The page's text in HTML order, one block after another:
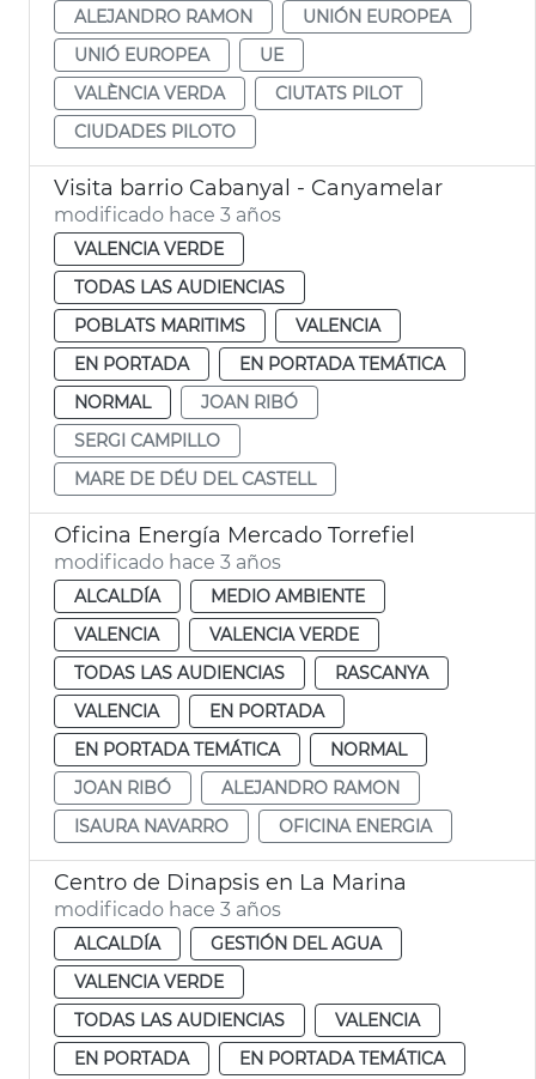
ALEJANDRO RAMON
UNIÓN EUROPEA
UNIÓ EUROPEA
UE
VALÈNCIA VERDA
CIUTATS PILOT
CIUDADES PILOTO
Visita barrio Cabanyal - Canyamelar
modificado hace 3 años
VALENCIA VERDE
TODAS LAS AUDIENCIAS
POBLATS MARITIMS
VALENCIA
EN PORTADA
EN PORTADA TEMÁTICA
NORMAL
JOAN RIBÓ
SERGI CAMPILLO
MARE DE DÉU DEL CASTELL
Oficina Energía Mercado Torrefiel
modificado hace 3 años
ALCALDÍA
MEDIO AMBIENTE
VALENCIA
VALENCIA VERDE
TODAS LAS AUDIENCIAS
RASCANYA
VALENCIA
EN PORTADA
EN PORTADA TEMÁTICA
NORMAL
JOAN RIBÓ
ALEJANDRO RAMON
ISAURA NAVARRO
OFICINA ENERGIA
Centro de Dinapsis en La Marina
modificado hace 3 años
ALCALDÍA
GESTIÓN DEL AGUA
VALENCIA VERDE
TODAS LAS AUDIENCIAS
VALENCIA
EN PORTADA
EN PORTADA TEMÁTICA